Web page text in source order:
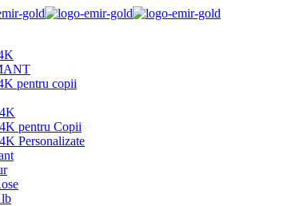
pentru copii
pentru Copii
Personalizate